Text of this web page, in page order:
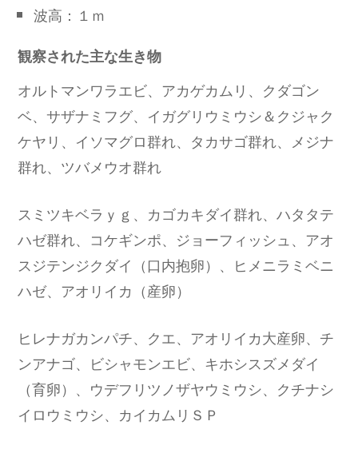
波高：１ｍ
観察された主な生き物
オルトマンワラエビ、アカゲカムリ、クダゴン
ベ、サザナミフグ、イガグリウミウシ＆クジャク
ケヤリ、イソマグロ群れ、タカサゴ群れ、メジナ
群れ、ツバメウオ群れ
スミツキベラｙｇ、カゴカキダイ群れ、ハタタテ
ハゼ群れ、コケギンポ、ジョーフィッシュ、アオ
スジテンジクダイ（口内抱卵）、ヒメニラミベニ
ハゼ、アオリイカ（産卵）
ヒレナガカンパチ、クエ、アオリイカ大産卵、チ
ンアナゴ、ビシャモンエビ、キホシスズメダイ
（育卵）、ウデフリツノザヤウミウシ、クチナシ
イロウミウシ、カイカムリＳＰ